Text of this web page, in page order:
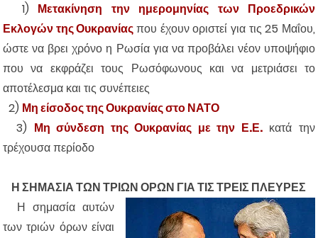
1)Μετακίνηση την ημερομηνίας των Προεδρικών
Εκλογών της Ουκρανίαςπου έχουν οριστεί για τις 25 Μαΐου,
ώστε να βρει χρόνο η Ρωσία για να προβάλει νέον υποψήφιο
που να εκφράζει τους Ρωσόφωνους και να μετριάσει το
αποτέλεσμα και τις συνέπειες
2) Μη είσοδος της Ουκρανίας στο ΝΑΤΟ
3) Μη σύνδεση της Ουκρανίας με την Ε.Ε.κατά την
τρέχουσα περίοδο
Η ΣΗΜΑΣΙΑ ΤΩΝ ΤΡΙΩΝ ΟΡΩΝ ΓΙΑ ΤΙΣ ΤΡΕΙΣ ΠΛΕΥΡΕΣ
Η σημασία αυτών
των τριών όρων είναι